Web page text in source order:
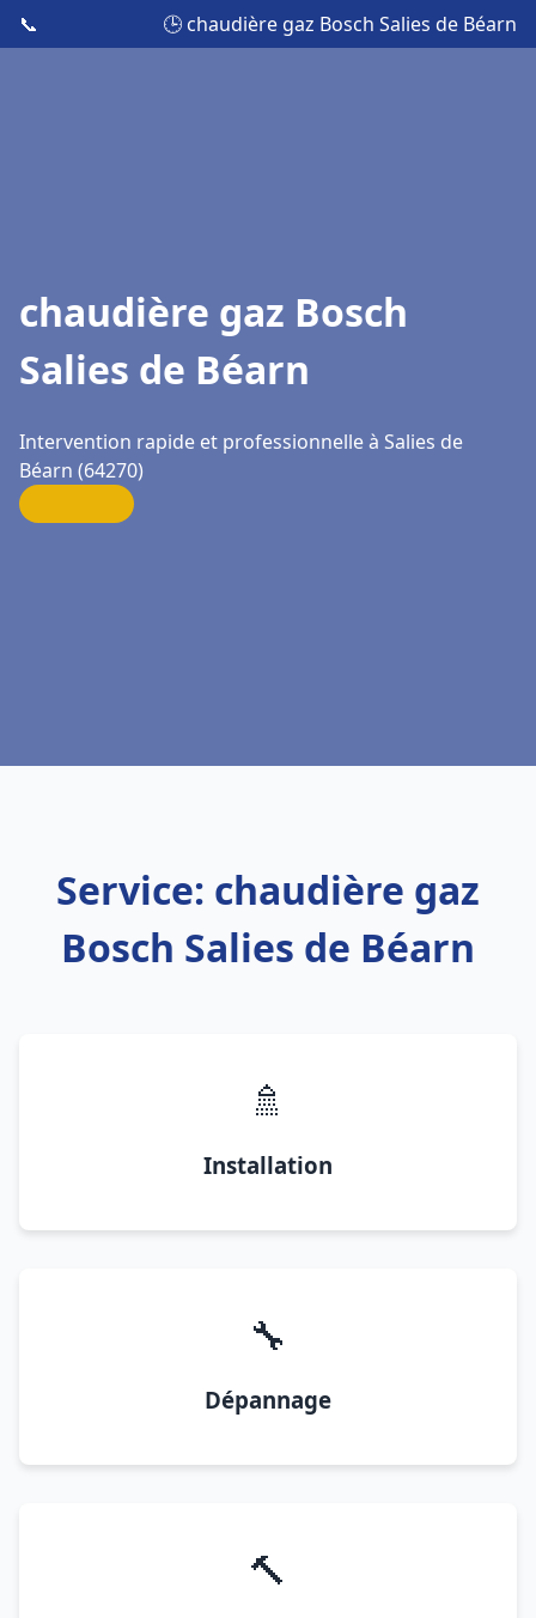
📞 🕒 chaudière gaz Bosch Salies de Béarn
chaudière gaz Bosch
Salies de Béarn
Intervention rapide et professionnelle à Salies de
Béarn (64270)
Service: chaudière gaz
Bosch Salies de Béarn
🚿
Installation
🔧
Dépannage
🔨